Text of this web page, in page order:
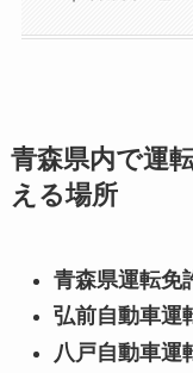
青森県内で運
える場所
青森県運転免
弘前自動車
八戸自動車運